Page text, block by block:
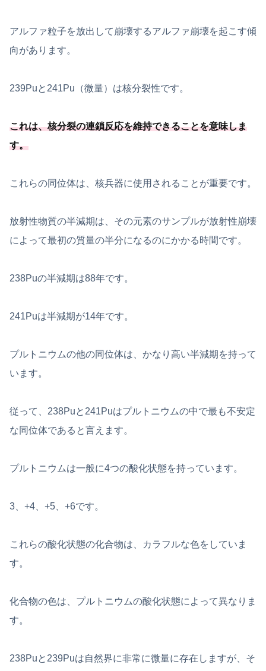
アルファ粒子を放出して崩壊するアルファ崩壊を起こす傾
向があります。
239Puと241Pu（微量）は核分裂性です。
これは、核分裂の連鎖反応を維持できることを意味しま
す。
これらの同位体は、核兵器に使用されることが重要です。
放射性物質の半減期は、その元素のサンプルが放射性崩壊
によって最初の質量の半分になるのにかかる時間です。
238Puの半減期は88年です。
241Puは半減期が14年です。
プルトニウムの他の同位体は、かなり高い半減期を持って
います。
従って、238Puと241Puはプルトニウムの中で最も不安定
な同位体であると言えます。
プルトニウムは一般に4つの酸化状態を持っています。
3、+4、+5、+6です。
これらの酸化状態の化合物は、カラフルな色をしていま
す。
化合物の色は、プルトニウムの酸化状態によって異なりま
す。
238Puと239Puは自然界に非常に微量に存在しますが、そ